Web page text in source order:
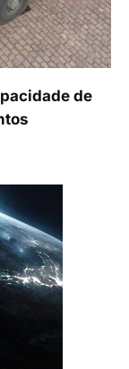
de